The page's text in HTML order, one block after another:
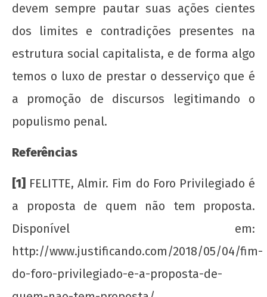
devem sempre pautar suas ações cientes
dos limites e contradições presentes na
estrutura social capitalista, e de forma algo
temos o luxo de prestar o desserviço que é
a promoção de discursos legitimando o
populismo penal.
Referências
[1] FELITTE, Almir. Fim do Foro Privilegiado é
a proposta de quem não tem proposta.
Disponível em:
http://www.justificando.com/2018/05/04/fim-
do-foro-privilegiado-e-a-proposta-de-